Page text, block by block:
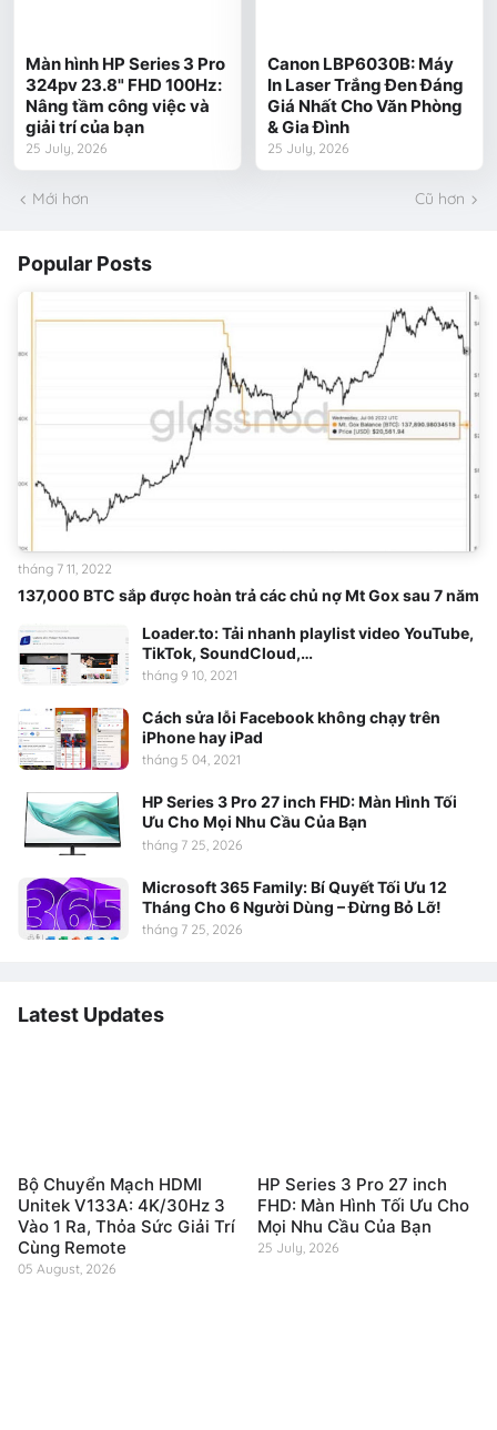
Màn hình HP Series 3 Pro
324pv 23.8" FHD 100Hz:
Nâng tầm công việc và
giải trí của bạn
25 July, 2026
Canon LBP6030B: Máy
In Laser Trắng Đen Đáng
Giá Nhất Cho Văn Phòng
& Gia Đình
25 July, 2026
Mới hơn Cũ hơn
Popular Posts
137,000 BTC sắp được hoàn trả các chủ nợ Mt Gox sau 7 năm
tháng 7 11, 2022
Loader.to: Tải nhanh playlist video YouTube,
TikTok, SoundCloud,…
tháng 9 10, 2021
Cách sửa lỗi Facebook không chạy trên
iPhone hay iPad
tháng 5 04, 2021
HP Series 3 Pro 27 inch FHD: Màn Hình Tối
Ưu Cho Mọi Nhu Cầu Của Bạn
tháng 7 25, 2026
Microsoft 365 Family: Bí Quyết Tối Ưu 12
Tháng Cho 6 Người Dùng – Đừng Bỏ Lỡ!
tháng 7 25, 2026
Latest Updates
Bộ Chuyển Mạch HDMI
Unitek V133A: 4K/30Hz 3
Vào 1 Ra, Thỏa Sức Giải Trí
Cùng Remote
05 August, 2026
HP Series 3 Pro 27 inch
FHD: Màn Hình Tối Ưu Cho
Mọi Nhu Cầu Của Bạn
25 July, 2026